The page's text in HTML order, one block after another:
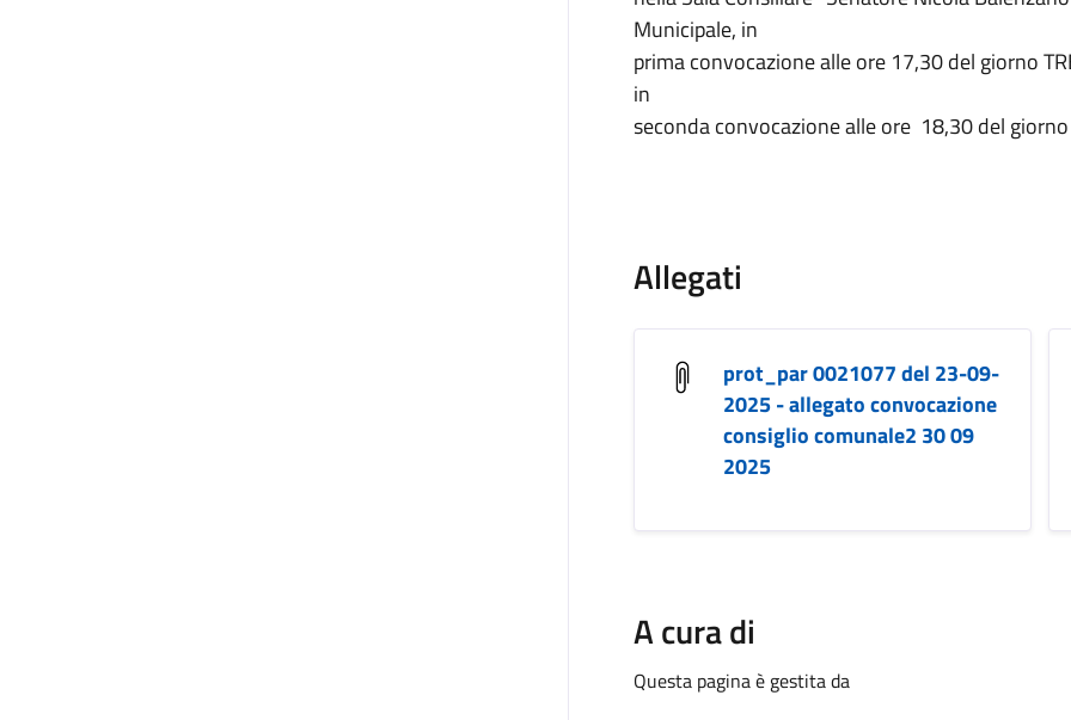
Municipale, in
prima convocazione alle ore 17,30 del giorno
in
seconda convocazione alle ore 18,30 del
Allegati
prot_par 0021077 del 23-09-
2025 - allegato convocazione
consiglio comunale2 30 09
2025
A cura di
Questa pagina è gestita da